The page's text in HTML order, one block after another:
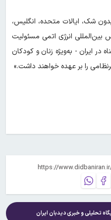
شک، ایالات متحده، انگلیس،
بین‌المللی انرژی اتمی مسئولیت
ایران - به‌ویژه زنان و کودکان
را بر عهده خواهند داشت.»
تحلیلی و خبریدیدبان ایران